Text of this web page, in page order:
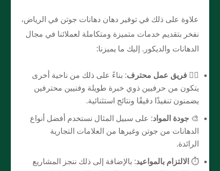
علاوة على ذلك في توفير دهان دهانات جوتن في الرياض،
نفخر بتقديم خدمات متميزة ومتكاملة لعملائنا في مجال
الدهانات والديكور. إليك ما يميزنا:
👷‍♂️ فريق عمل محترف: بناءً على ذلك من ناحية أخرى
يتكون من حرفيين ذوي خبرة طويلة وفنيين محترفين
يضمنون تنفيذًا دقيقًا ونتائج استثنائية.
🎨 جودة المواد: على سبيل المثال نستخدم أفضل أنواع
الدهانات من جوتن وغيرها من العلامات التجارية
الرائدة.
⏱️ الالتزام بالمواعيد: بالإضافة إلى ذلك ننجز المشاريع